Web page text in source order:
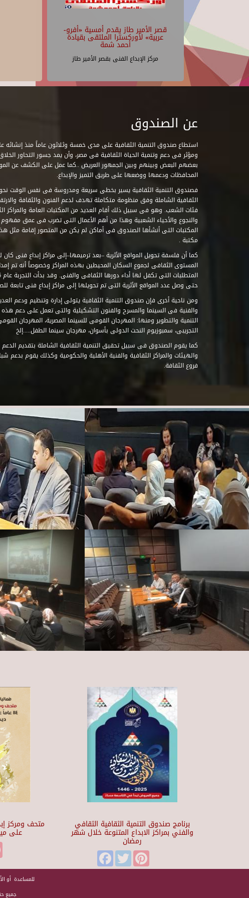
قصر الأمير طاز يقدم أمسية «أفرو-
عربية» لأوركسترا الملتقى بقيادة
أحمد شمة
مركز الإبداع الفنى بقصر الأمير طاز
عن الصندوق
ومؤثر فى دعم وتنمية الحياة الثقافية فى مصر، وأن يمد جسور التحاور
بعضهم البعض وبينهم وبين الجمهور العريض ..كما عمل على الكشف عن
المحافظات ودعمها ووضعها على طريق التميز والإبداع.
فصندوق التنمية الثقافية يسير بخطى سريعة ومدروسة فى نفس الوقت
الثقافية الشاملة وفق منظومة متكاملة تهدف لدعم الفنون والثقافة
فئات الشعب. وهو فى سبيل ذلك أقام العديد من المكتبات العامة والمراكز
والنجوع والأحياء الشعبية وهذا من أهم الأعمال التى تضرب فى عمق مفهوم
مكتبة .
كما أن فلسفة تحويل المواقع الأثرية –بعد ترميمها–إلى مراكز إبداع فنى
المستوى الثقافى لجموع السكان المحيطين بهذه المراكز وخصوصاً أنه تم
حتى وصل عدد المواقع الأثرية التى تم تحويلها إلى مراكز إبداع فنى تابعة للصندوق
ومن ناحية أخرى فإن صندوق التنمية الثقافية يتولى إدارة وتنظيم ودعم
والفنية فى السينما والمسرح والفنون التشكيلية والتى تعمل على دعم
التنمية والتطوير ومنها: المهرجان القومى للسينما المصرية، المهرجان
التجريبى، سمبوزيوم النحت الدولى بأسوان، مهرجان سينما الطفل.....إلخ
كما يقوم الصندوق فى سبيل تحقيق التنمية الثقافية الشاملة بتقديم
والهيئات والمراكز الثقافية والفنية الأهلية والحكومية وكذلك يقوم بدعم
فروع الثقافة.
على
برنامج صندوق التنمية الثقافية الثقافي
والفني بمراكز الابداع المتنوعة خلال شهر
رمضان
FacebookTwitterPinterest
للمساعدة أو
جميع